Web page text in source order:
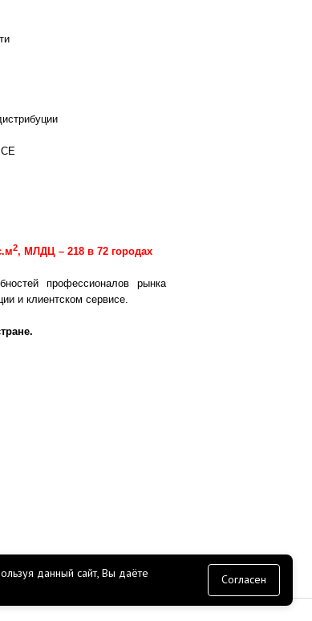
данный сайт, Вы даёте Согласен
2, МЛДЦ – 218 в 72 городах
профессионалов рынка
и клиентском сервисе.